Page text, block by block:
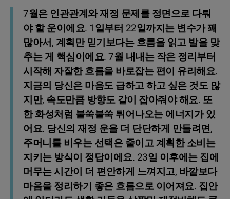
7월은 인관관계와 재정 문제를 정면으로 다뤄
야 할 운이에요. 1일부터 22일까지는 변수가 꽤
많아서, 계획만 믿기보다는 흐름을 읽고 발을 맞
추는 게 핵심이에요. 7월 내내는 작은 정리부터
시작해 자잘한 흐름을 바로잡는 편이 유리해요.
지금의 당신은 마음도 급하고 하고 싶은 것도 많
지만, 속도만큼 방향도 같이 잡아줘야 해요. 또
한 화성처럼 불쑥불쑥 튀어나오는 에너지가 있
어요. 당신의 재정 운을 더 단단하게 만들려면,
주머니를 비우는 선택은 줄이고 계획한 소비는
지키는 방식이 정답이에요. 23일 이후에는 집에
머무는 시간이 더 편안하게 느껴지고, 바깥보다
마음을 정리하기 좋은 흐름으로 이어져요. 집안